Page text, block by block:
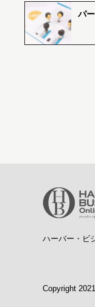
パ
ハーバー・ビ
Copyright